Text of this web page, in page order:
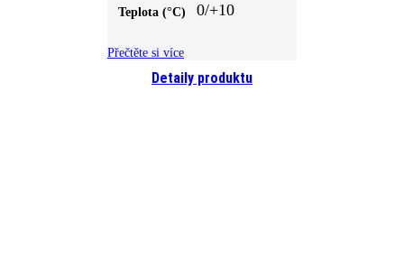
Detaily produktu
Teplota (°C) 0/+10
Přečtěte si více